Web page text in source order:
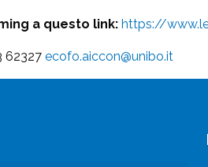
a questo link: https://
62327 ecofo.aiccon@unibo.it